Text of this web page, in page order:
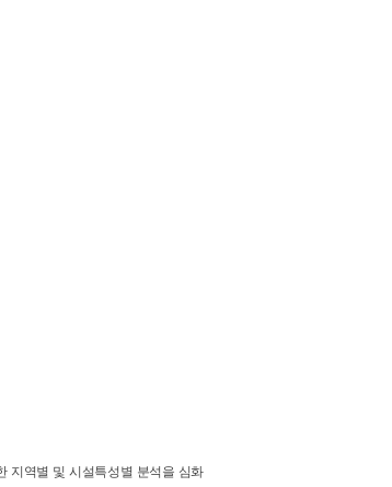
지역별 및 시설특성별 분석을 심화